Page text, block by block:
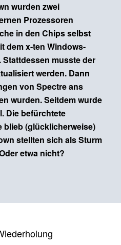
wurden zwei
Prozessoren
in den Chips selbst
dem x-ten Windows-
musste der
werden. Dann
von Spectre ans
wurden. Seitdem wurde
Die befürchtete
(glücklicherweise)
stellten sich als Sturm
etwa nicht?